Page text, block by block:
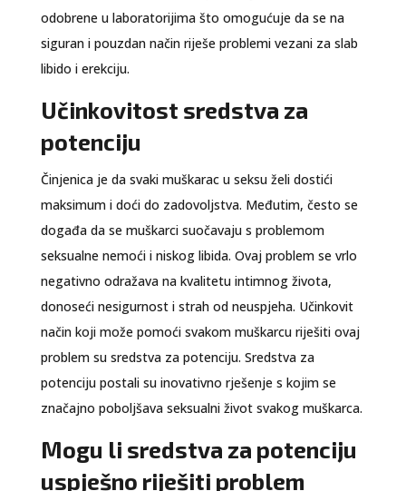
odobrene u laboratorijima što omogućuje da se na
siguran i pouzdan način riješe problemi vezani za slab
libido i erekciju.
Učinkovitost sredstva za
potenciju
Činjenica je da svaki muškarac u seksu želi dostići
maksimum i doći do zadovoljstva. Međutim, često se
događa da se muškarci suočavaju s problemom
seksualne nemoći i niskog libida. Ovaj problem se vrlo
negativno odražava na kvalitetu intimnog života,
donoseći nesigurnost i strah od neuspjeha. Učinkovit
način koji može pomoći svakom muškarcu riješiti ovaj
problem su sredstva za potenciju. Sredstva za
potenciju postali su inovativno rješenje s kojim se
značajno poboljšava seksualni život svakog muškarca.
Mogu li sredstva za potenciju
uspješno riješiti problem